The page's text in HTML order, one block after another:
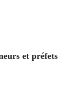
et préfets